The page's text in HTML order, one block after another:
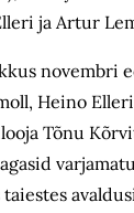
ja Artur
novembri
Heino
Tõnu